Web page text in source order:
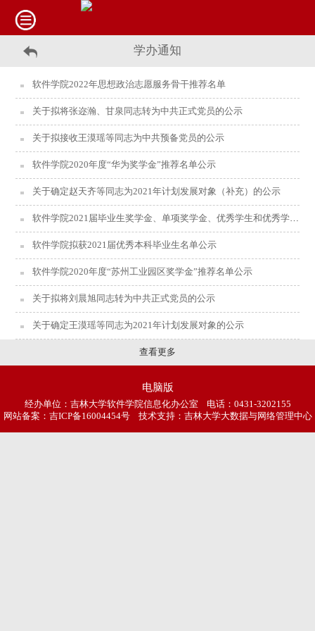
学办通知
软件学院2022年思想政治志愿服务骨干推荐名单
关于拟将张迩瀚、甘泉同志转为中共正式党员的公示
关于拟接收王漠瑶等同志为中共预备党员的公示
软件学院2020年度“华为奖学金”推荐名单公示
关于确定赵天齐等同志为2021年计划发展对象（补充）的公示
​软件学院2021届毕业生奖学金、单项奖学金、优秀学生和优秀学生干部初评名单公示
软件学院拟获2021届优秀本科毕业生名单公示
软件学院2020年度“苏州工业园区奖学金”推荐名单公示
关于拟将刘晨旭同志转为中共正式党员的公示
关于确定王漠瑶等同志为2021年计划发展对象的公示
查看更多
电脑版
经办单位：吉林大学软件学院信息化办公室 电话：0431-3202155
网站备案： 吉ICP备16004454号技术支持：吉林大学大数据与网络管理中心